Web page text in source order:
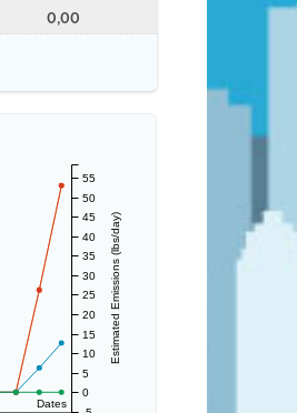
0,00
Dates
Estimated Emissions (lbs/day)
0
5
10
15
20
25
30
35
40
45
50
55